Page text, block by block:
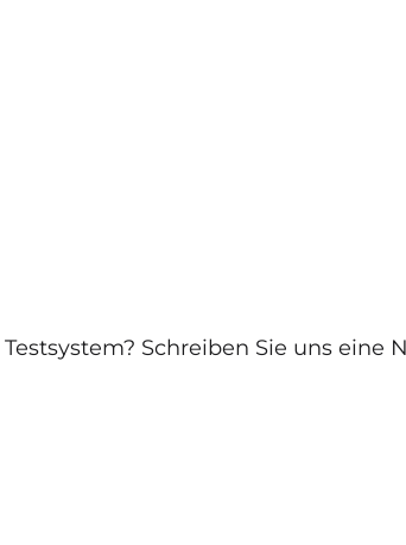
Schreiben Sie uns eine